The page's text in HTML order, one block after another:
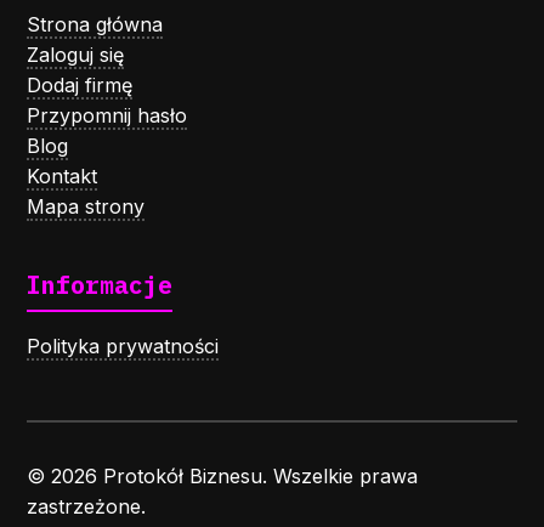
Strona główna
Zaloguj się
Dodaj firmę
Przypomnij hasło
Blog
Kontakt
Mapa strony
Informacje
Polityka prywatności
© 2026 Protokół Biznesu. Wszelkie prawa
zastrzeżone.